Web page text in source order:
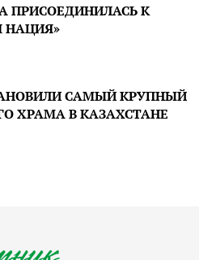
ПРИСОЕДИНИЛАСЬ К
НАЦИЯ»
САМЫЙ КРУПНЫЙ
ХРАМА В КАЗАХСТАНЕ